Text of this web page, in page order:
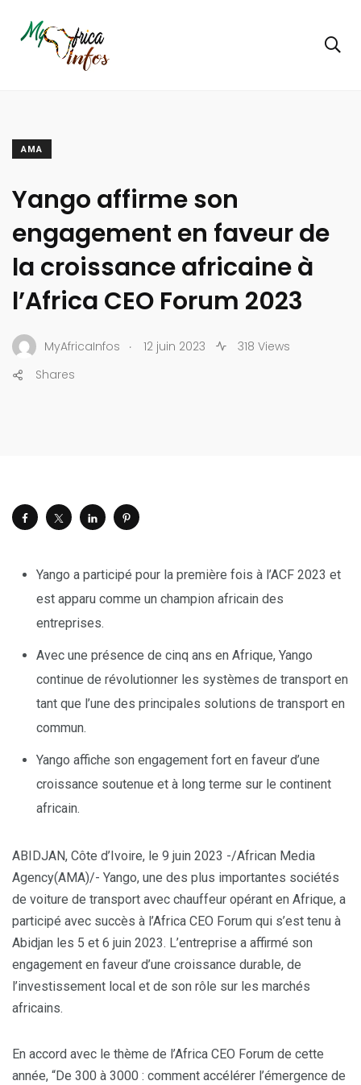
AMA
Yango affirme son
engagement en faveur de
la croissance africaine à
l’Africa CEO Forum 2023
MyAfricaInfos . 12 juin 2023
318 Views
Shares
Yango a participé pour la première fois à l’ACF 2023 et
est apparu comme un champion africain des
entreprises.
Avec une présence de cinq ans en Afrique, Yango
continue de révolutionner les systèmes de transport en
tant que l’une des principales solutions de transport en
commun.
Yango affiche son engagement fort en faveur d’une
croissance soutenue et à long terme sur le continent
africain.
ABIDJAN, Côte d’Ivoire, le 9 juin 2023 -/African Media
Agency(AMA)/- Yango, une des plus importantes sociétés
de voiture de transport avec chauffeur opérant en Afrique, a
participé avec succès à l’Africa CEO Forum qui s’est tenu à
Abidjan les 5 et 6 juin 2023. L’entreprise a affirmé son
engagement en faveur d’une croissance durable, de
l’investissement local et de son rôle sur les marchés
africains.
En accord avec le thème de l’Africa CEO Forum de cette
année, “De 300 à 3000 : comment accélérer l’émergence de